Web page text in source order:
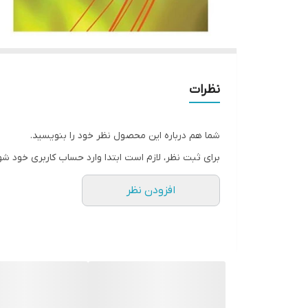
نظرات
شما هم درباره این محصول نظر خود را بنویسید.
برای ثبت نظر، لازم است ابتدا وارد حساب کاربری خود
افزودن نظر